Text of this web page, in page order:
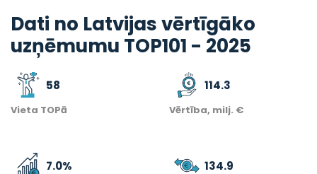
Dati no Latvijas vērtīgāko
uzņēmumu TOP101 - 2025
58
Vieta TOPā
114.3
Vērtība, milj. €
7.0% 134.9